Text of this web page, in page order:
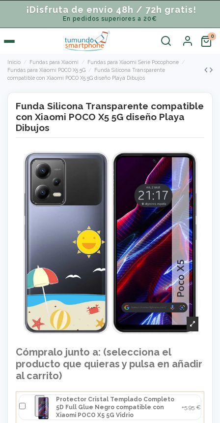
¡Disfruta de envío 48h / 72h gratis!
En pedidos superiores a 20€
Inicio Fundas para Xiaomi
Fundas para Xiaomi Serie Pocophone
Fundas para Xiaomi POCO X5 5G
Funda Silicona Transparente
compatible con Xiaomi POCO X5 5G diseño Playa Dibujos
Funda Silicona Transparente compatible
con Xiaomi POCO X5 5G diseño Playa
Dibujos
Cómpralo junto a: (selecciona el
producto que quieras y pulsa en añadir
al carrito)
Protector Cristal Templado Completo
5D Full Glue Negro compatible con
Xiaomi POCO X5 5G Vidrio
+5,95 €